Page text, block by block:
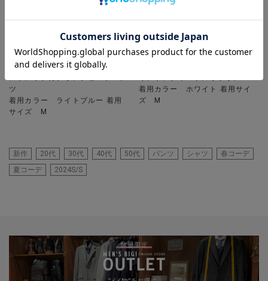
UNION STATION
ツ
着用カラー ライトブルー 着用
サイズ M
着用カラー ホワイト 着用サイ
ズ M
新作 20代 30代 40代 50代 パンツ シャツ
春コーデ
夏コーデ
2024S/S